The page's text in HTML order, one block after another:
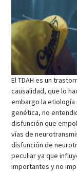
El TDAH es un
causalidad, que lo
embargo la etiología
genética, no
disfunción que
vías de
disfunción de
peculiar ya que
importantes y no